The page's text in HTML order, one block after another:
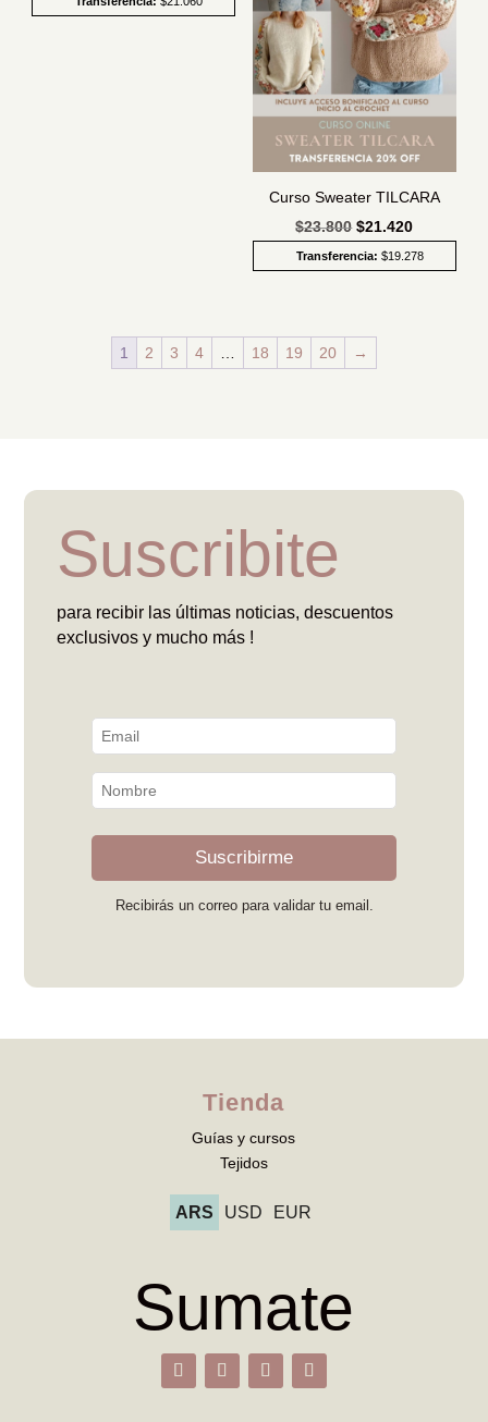
Curso Sweater TILCARA
$23.800 El
precio
$23.800.
$21.420El
precio
Transferencia: $19.278
1 2 3 4 18 19 20 →
Suscribite
para recibir las últimas noticias, descuentos
exclusivos y mucho más !
Suscribirme
Recibirás un correo para validar tu email.
Tienda
Guías y cursos
Tejidos
ARS USD EUR
Sumate